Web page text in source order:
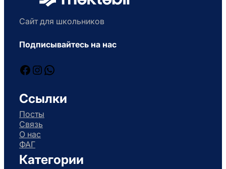
Сайт для школьников
Подписывайтесь на нас
Facebook
Instagram
WhatsApp
Ссылки
Посты
Связь
О нас
ФАГ
Категории